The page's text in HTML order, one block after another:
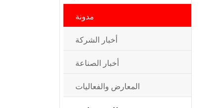
مدونة
أخبار الشركة
أخبار الصناعة
المعارض والفعاليات